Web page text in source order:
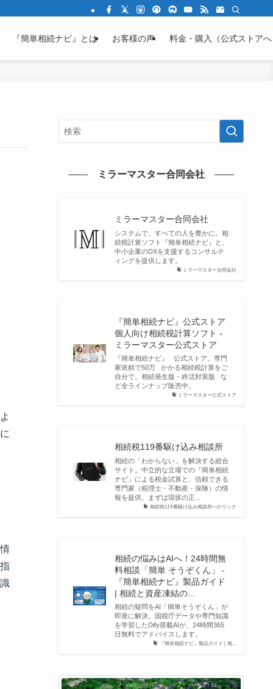
不安を「わかる」に変える教育サイト
『簡単相続ナビ』とは お客様の声 料金・購入（公式ストア
ミラーマスター合同会社
ミラーマスター合同会社
ミラーマスター合同会社
システムで、すべての人を豊かに。相
続税計算ソフト『簡単相続ナビ』と、
中小企業のDXを支援するコンサルテ
ィングを提供します。
ミラーマスター公式ストア
『簡単相続ナビ』公式ストア
個人向け相続税計算ソフト -
ミラーマスター公式ストア
『簡単相続ナビ』 公式ストア。専門
家依頼で50万 かかる相続税計算をご
自分で。相続発生版・終活対策版 な
ど全ラインナップ販売中。
相続税119番駆け込み相談所へのリンク
相続税119番駆け込み相談所
相続の「わからない」を解決する総合
サイト。中立的な立場での『簡単相続
ナビ』による税金試算と、信頼できる
専門家（税理士・不動産・保険）の情
報を提供。まずは現状の正...
『簡単相続ナビ』製品ガイド | 相...
相続の悩みはAIへ！24時間無
料相談「簡単 そうぞくん」 -
『簡単相続ナビ』製品ガイド
| 相続と資産凍結の...
相続の疑問をAI「簡単そうぞくん」が
即座に解決。国税庁データや専門知識
を学習したDify搭載AIが、24時間365
日無料でアドバイスします。